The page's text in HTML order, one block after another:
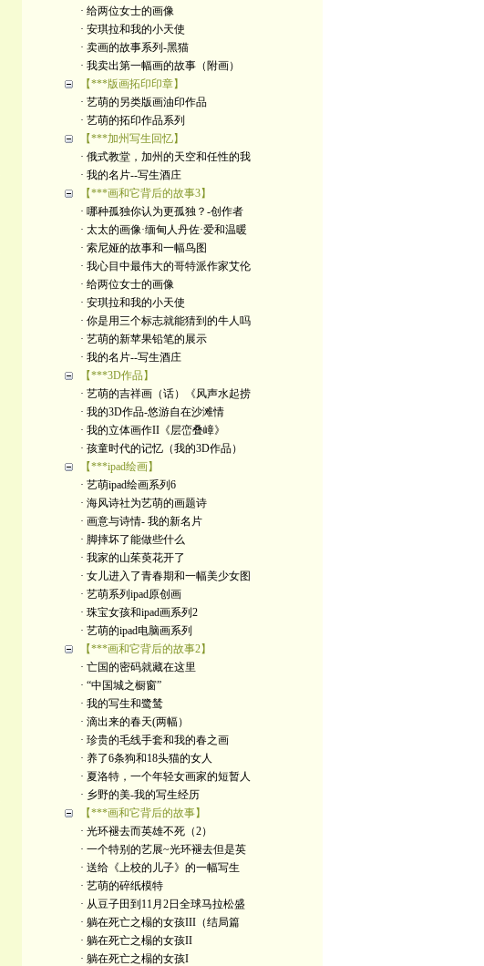
· 给两位女士的画像
· 安琪拉和我的小天使
· 卖画的故事系列-黑猫
· 我卖出第一幅画的故事（附画）
【***版画拓印印章】
· 艺萌的另类版画油印作品
· 艺萌的拓印作品系列
【***加州写生回忆】
· 俄式教堂，加州的天空和任性的我
· 我的名片--写生酒庄
【***画和它背后的故事3】
· 哪种孤独你认为更孤独？-创作者
· 太太的画像·缅甸人丹佐·爱和温暖
· 索尼娅的故事和一幅鸟图
· 我心目中最伟大的哥特派作家艾伦
· 给两位女士的画像
· 安琪拉和我的小天使
· 你是用三个标志就能猜到的牛人吗
· 艺萌的新苹果铅笔的展示
· 我的名片--写生酒庄
【***3D作品】
· 艺萌的吉祥画（话）《风声水起捞
· 我的3D作品-悠游自在沙滩情
· 我的立体画作II《层峦叠嶂》
· 孩童时代的记忆（我的3D作品）
【***ipad绘画】
· 艺萌ipad绘画系列6
· 海风诗社为艺萌的画题诗
· 画意与诗情- 我的新名片
· 脚摔坏了能做些什么
· 我家的山茱萸花开了
· 女儿进入了青春期和一幅美少女图
· 艺萌系列ipad原创画
· 珠宝女孩和ipad画系列2
· 艺萌的ipad电脑画系列
【***画和它背后的故事2】
· 亡国的密码就藏在这里
· “中国城之橱窗”
· 我的写生和鹭鸶
· 滴出来的春天(两幅）
· 珍贵的毛线手套和我的春之画
· 养了6条狗和18头猫的女人
· 夏洛特，一个年轻女画家的短暂人
· 乡野的美-我的写生经历
【***画和它背后的故事】
· 光环褪去而英雄不死（2）
· 一个特别的艺展~光环褪去但是英
· 送给《上校的儿子》的一幅写生
· 艺萌的碎纸模特
· 从豆子田到11月2日全球马拉松盛
· 躺在死亡之榻的女孩III（结局篇
· 躺在死亡之榻的女孩II
· 躺在死亡之榻的女孩I